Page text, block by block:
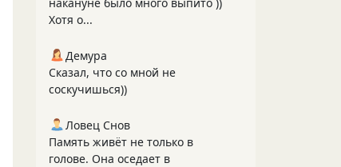
Хотя о...
Демура
Сказал, что со мной не
соскучишься))
Ловец Снов
Память живёт не только в
голове. Она оседает в